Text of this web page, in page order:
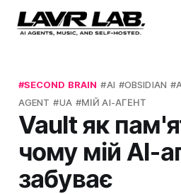
SECOND BRAIN AI OBSIDIAN
AGENT
UA МІЙ AI-АГЕНТ
Vault як
чому мій AI-
забуває